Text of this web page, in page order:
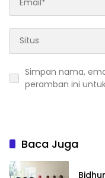
Simpan nama,
peramban ini
Baca Juga